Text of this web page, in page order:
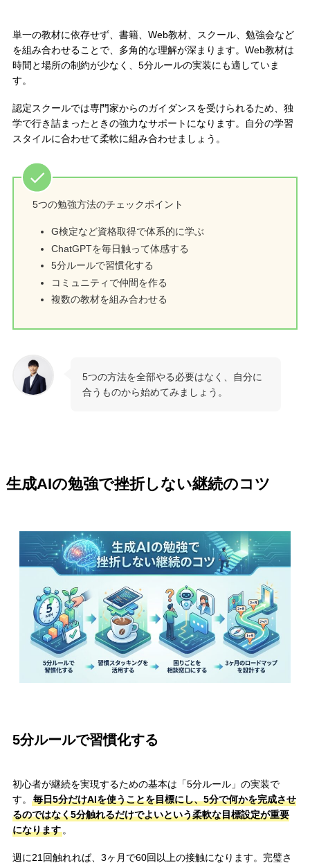
単一の教材に依存せず、書籍、Web教材、スクール、勉強会など
を組み合わせることで、多角的な理解が深まります。Web教材は
時間と場所の制約が少なく、5分ルールの実装にも適していま
す。
認定スクールでは専門家からのガイダンスを受けられるため、独
学で行き詰まったときの強力なサポートになります。自分の学習
スタイルに合わせて柔軟に組み合わせましょう。
5つの勉強方法のチェックポイント
G検定など資格取得で体系的に学ぶ
ChatGPTを毎日触って体感する
5分ルールで習慣化する
コミュニティで仲間を作る
複数の教材を組み合わせる
5つの方法を全部やる必要はなく、自分に
合うものから始めてみましょう。
生成AIの勉強で挫折しない継続のコツ
5分ルールで習慣化する
初心者が継続を実現するための基本は「5分ルール」の実装で
す。
毎日5分だけAIを使うことを目標にし、5分で何かを完成させ
るのではなく5分触れるだけでよいという柔軟な目標設定が重要
になります。
週に21回触れれば、3ヶ月で60回以上の接触になります。完璧さ